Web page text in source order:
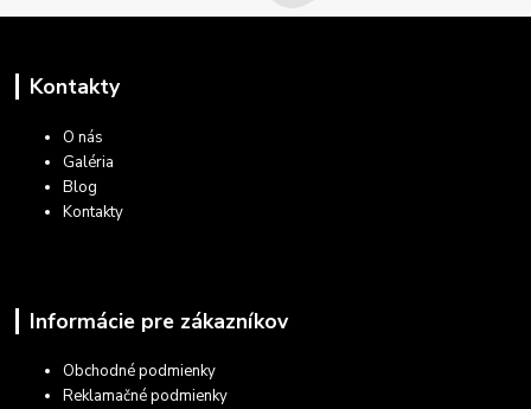
Kontakty
O nás
Galéria
Blog
Kontakty
Informácie pre zákazníkov
Obchodné podmienky
Reklamačné podmienky